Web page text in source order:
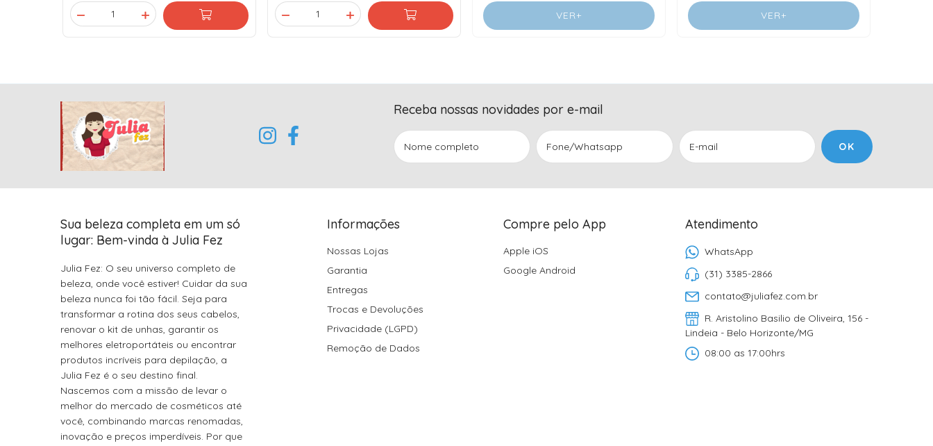
VER+ VER+
Receba nossas novidades por e-mail
Sua beleza completa em um só
lugar: Bem-vinda à Julia Fez
Julia Fez: O seu universo completo de
beleza, onde você estiver! Cuidar da sua
beleza nunca foi tão fácil. Seja para
transformar a rotina dos seus cabelos,
renovar o kit de unhas, garantir os
melhores eletroportáteis ou encontrar
produtos incríveis para depilação, a
Julia Fez é o seu destino final.
Nascemos com a missão de levar o
melhor do mercado de cosméticos até
você, combinando marcas renomadas,
inovação e preços imperdíveis. Por que
Informações
Nossas Lojas
Garantia
Entregas
Trocas e Devoluções
Privacidade (LGPD)
Remoção de Dados
Compre pelo App
Apple iOS
Google Android
Atendimento
WhatsApp
(31) 3385-2866
contato@juliafez.com.br
R. Aristolino Basilio de Oliveira, 156 -
Lindeia - Belo Horizonte/MG
08:00 as 17:00hrs